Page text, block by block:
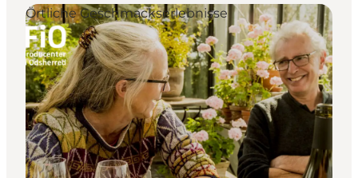
Events
Erlebnisse
Essen
Unterkünfte
Nützliches
Örtliche Geschmackserlebnisse